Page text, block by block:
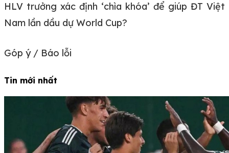
HLV trưởng xác định ‘chìa khóa’ để giúp ĐT Việt
Nam lần dầu dự World Cup?
Góp ý / Báo lỗi
Tin mới nhất